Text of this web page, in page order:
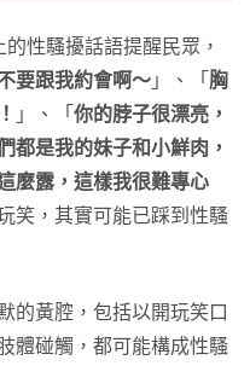
性騷擾話語提醒民眾，
要跟我約會啊～ 」、「 胸
」、「 你的脖子很漂亮，
都是我的妹子和小鮮肉，
麼露，這樣我很難專心
笑，其實可能已踩到性騷
的黃腔，包括以開玩笑口
體碰觸，都可能構成性騷